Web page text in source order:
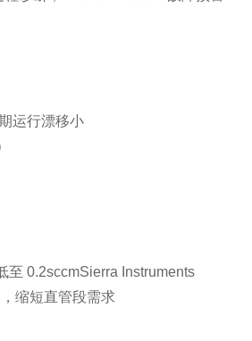
运行漂移小
至 0.2sccmSierra Instruments
缩短直管段需求